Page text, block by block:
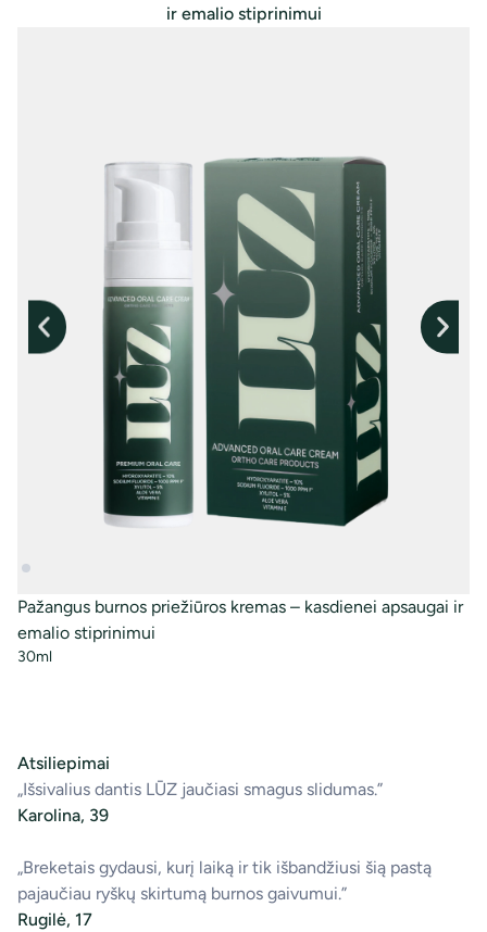
ir emalio stiprinimui
Pažangus burnos priežiūros kremas – kasdienei apsaugai ir
emalio stiprinimui
30ml
Atsiliepimai
„Išsivalius dantis LŪZ jaučiasi smagus slidumas.”
Karolina, 39
„Breketais gydausi, kurį laiką ir tik išbandžiusi šią pastą
pajaučiau ryškų skirtumą burnos gaivumui.”
Rugilė, 17